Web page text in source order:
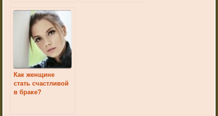
Как женщине
стать счастливой
в браке?